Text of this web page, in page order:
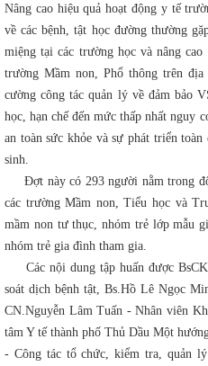
Nâng cao hiệu quả hoạt động y tế
về các bệnh, tật học đường thường
miệng tại các trường học và nâng
trường Mầm non, Phổ thông trên
cường công tác quản lý về đảm bảo
học, hạn chế đến mức thấp nhất nguy
an toàn sức khỏe và sự phát triển
sinh.
Đợt này có 293 người nằm trong
các trường Mầm non, Tiểu học và
mầm non tư thục, nhóm trẻ lớp mẫu
nhóm trẻ gia đình tham gia.
Các nội dung tập huấn được
soát dịch bệnh tật, Bs.Hồ Lê Ngọc
CN.Nguyễn Lâm Tuấn - Nhân viên
tâm Y tế thành phố Thủ Dầu Một
- Công tác tổ chức, kiểm tra, quản